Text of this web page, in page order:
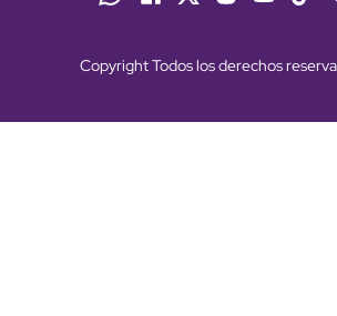
Copyright Todos los derechos